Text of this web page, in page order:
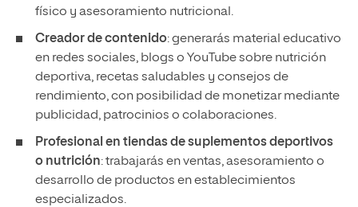
físico y asesoramiento nutricional.
Creador de contenido: generarás material educativo
en redes sociales, blogs o YouTube sobre nutrición
deportiva, recetas saludables y consejos de
rendimiento, con posibilidad de monetizar mediante
publicidad, patrocinios o colaboraciones.
Profesional en tiendas de suplementos deportivos
o nutrición: trabajarás en ventas, asesoramiento o
desarrollo de productos en establecimientos
especializados.